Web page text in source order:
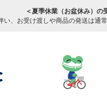
＜夏季休業（お盆休み）の
い、お受け渡しや商品の発送は通